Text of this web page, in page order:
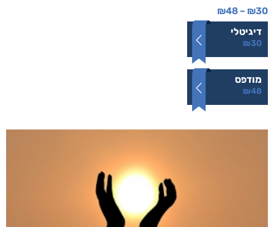
₪30
–
₪48
דיגיטלי
₪30
מודפס
₪48